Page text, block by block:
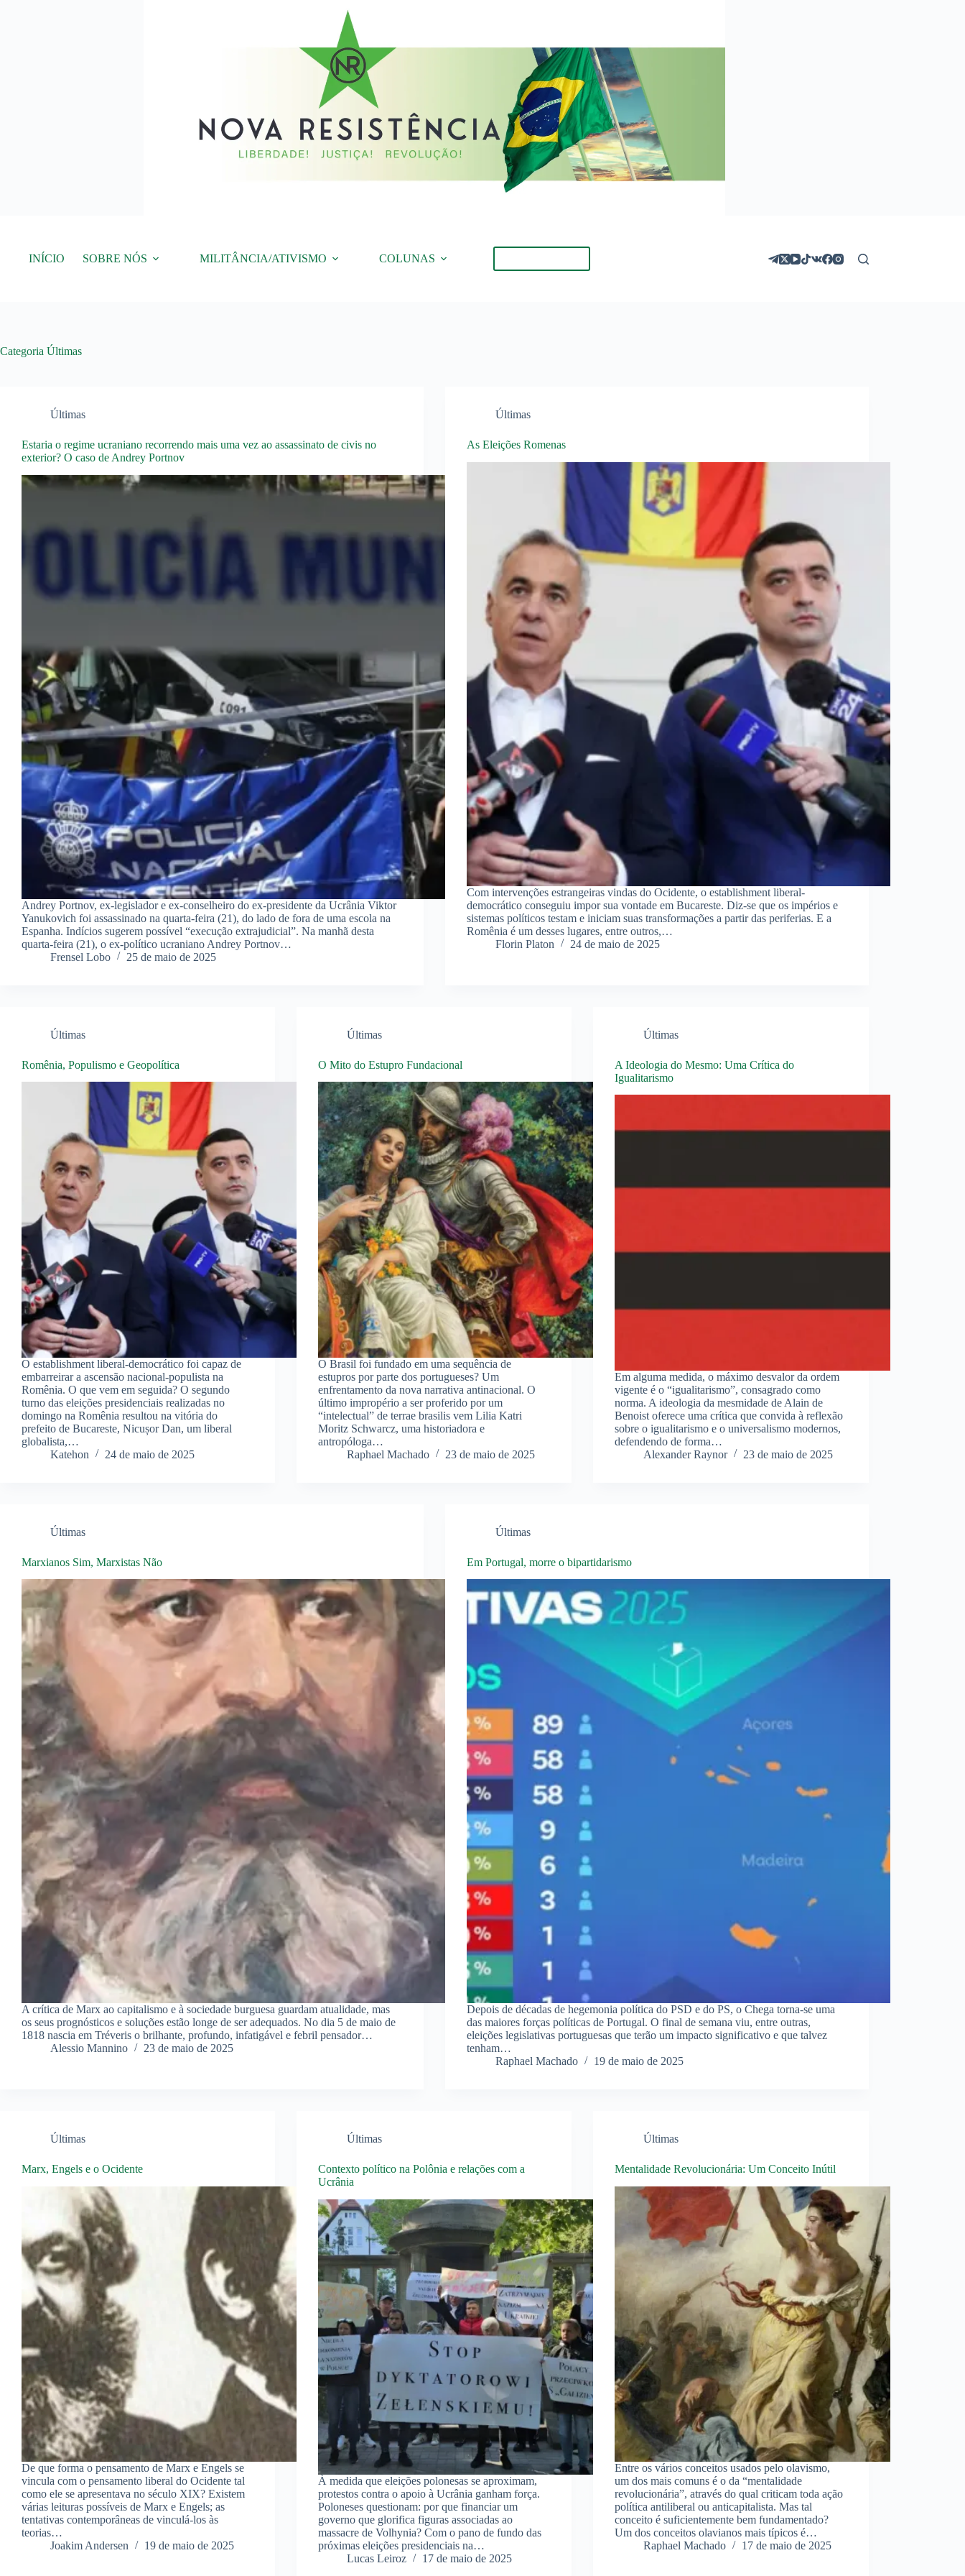
INÍCIO SOBRE NÓS MILITÂNCIA/ATIVISMO COLUNAS
Categoria Últimas
Últimas
Estaria o regime ucraniano recorrendo mais uma vez ao assassinato de civis no
exterior? O caso de Andrey Portnov
Andrey Portnov, ex-legislador e ex-conselheiro do ex-presidente da Ucrânia Viktor
Yanukovich foi assassinado na quarta-feira (21), do lado de fora de uma escola na
Espanha. Indícios sugerem possível “execução extrajudicial”. Na manhã desta
quarta-feira (21), o ex-político ucraniano Andrey Portnov…
Frensel Lobo
25 de maio de 2025
Últimas
As Eleições Romenas
Com intervenções estrangeiras vindas do Ocidente, o establishment liberal-
democrático conseguiu impor sua vontade em Bucareste. Diz-se que os impérios e
sistemas políticos testam e iniciam suas transformações a partir das periferias. E a
Romênia é um desses lugares, entre outros,…
Florin Platon
24 de maio de 2025
Últimas
Romênia, Populismo e Geopolítica
O establishment liberal-democrático foi capaz de
embarreirar a ascensão nacional-populista na
Romênia. O que vem em seguida? O segundo
turno das eleições presidenciais realizadas no
domingo na Romênia resultou na vitória do
prefeito de Bucareste, Nicușor Dan, um liberal
globalista,…
Katehon
24 de maio de 2025
Últimas
O Mito do Estupro Fundacional
O Brasil foi fundado em uma sequência de
estupros por parte dos portugueses? Um
enfrentamento da nova narrativa antinacional. O
último impropério a ser proferido por um
“intelectual” de terrae brasilis vem Lilia Katri
Moritz Schwarcz, uma historiadora e
antropóloga…
Raphael Machado
23 de maio de 2025
Últimas
A Ideologia do Mesmo: Uma Crítica do
Igualitarismo
Em alguma medida, o máximo desvalor da ordem
vigente é o “igualitarismo”, consagrado como
norma. A ideologia da mesmidade de Alain de
Benoist oferece uma crítica que convida à reflexão
sobre o igualitarismo e o universalismo modernos,
defendendo de forma…
Alexander Raynor
23 de maio de 2025
Últimas
Marxianos Sim, Marxistas Não
A crítica de Marx ao capitalismo e à sociedade burguesa guardam atualidade, mas
os seus prognósticos e soluções estão longe de ser adequados. No dia 5 de maio de
1818 nascia em Tréveris o brilhante, profundo, infatigável e febril pensador…
Alessio Mannino
23 de maio de 2025
Últimas
Em Portugal, morre o bipartidarismo
Depois de décadas de hegemonia política do PSD e do PS, o Chega torna-se uma
das maiores forças políticas de Portugal. O final de semana viu, entre outras,
eleições legislativas portuguesas que terão um impacto significativo e que talvez
tenham…
Raphael Machado
19 de maio de 2025
Últimas
Marx, Engels e o Ocidente
De que forma o pensamento de Marx e Engels se
vincula com o pensamento liberal do Ocidente tal
como ele se apresentava no século XIX? Existem
várias leituras possíveis de Marx e Engels; as
tentativas contemporâneas de vinculá-los às
teorias…
Joakim Andersen
19 de maio de 2025
Últimas
Contexto político na Polônia e relações com a
Ucrânia
À medida que eleições polonesas se aproximam,
protestos contra o apoio à Ucrânia ganham força.
Poloneses questionam: por que financiar um
governo que glorifica figuras associadas ao
massacre de Volhynia? Com o pano de fundo das
próximas eleições presidenciais na…
Lucas Leiroz
17 de maio de 2025
Últimas
Mentalidade Revolucionária: Um Conceito Inútil
Entre os vários conceitos usados pelo olavismo,
um dos mais comuns é o da “mentalidade
revolucionária”, através do qual criticam toda ação
política antiliberal ou anticapitalista. Mas tal
conceito é suficientemente bem fundamentado?
Um dos conceitos olavianos mais típicos é…
Raphael Machado
17 de maio de 2025